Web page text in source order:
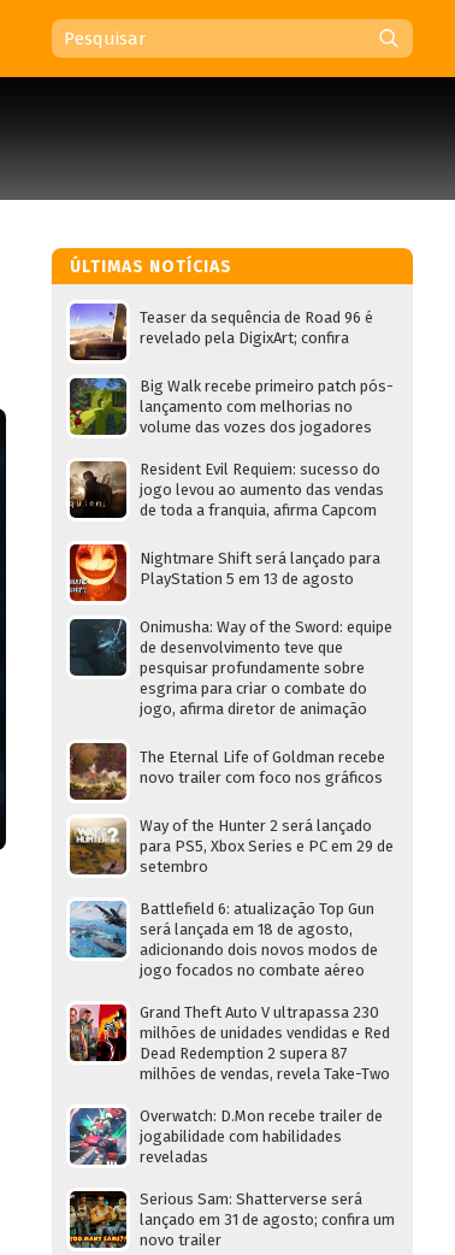
ÚLTIMAS NOTÍCIAS
Teaser da sequência de Road 96 é
revelado pela DigixArt; confira
Big Walk recebe primeiro patch pós-
lançamento com melhorias no
volume das vozes dos jogadores
Resident Evil Requiem: sucesso do
jogo levou ao aumento das vendas
de toda a franquia, afirma Capcom
Nightmare Shift será lançado para
PlayStation 5 em 13 de agosto
Onimusha: Way of the Sword: equipe
de desenvolvimento teve que
pesquisar profundamente sobre
esgrima para criar o combate do
jogo, afirma diretor de animação
The Eternal Life of Goldman recebe
novo trailer com foco nos gráficos
Way of the Hunter 2 será lançado
para PS5, Xbox Series e PC em 29 de
setembro
Battlefield 6: atualização Top Gun
será lançada em 18 de agosto,
adicionando dois novos modos de
jogo focados no combate aéreo
Grand Theft Auto V ultrapassa 230
milhões de unidades vendidas e Red
Dead Redemption 2 supera 87
milhões de vendas, revela Take-Two
Overwatch: D.Mon recebe trailer de
jogabilidade com habilidades
reveladas
Serious Sam: Shatterverse será
lançado em 31 de agosto; confira um
novo trailer